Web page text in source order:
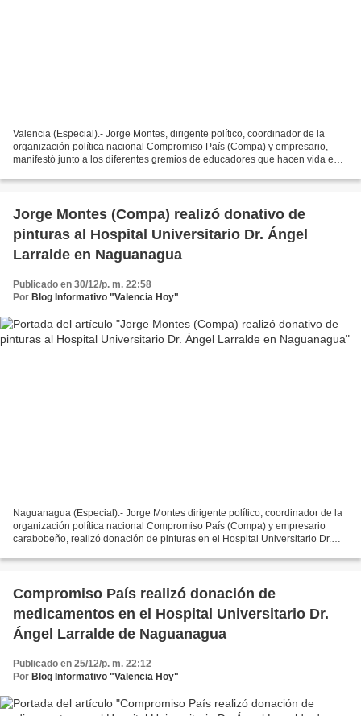
Valencia (Especial).- Jorge Montes, dirigente político, coordinador de la
organización política nacional Compromiso País (Compa) y empresario,
manifestó junto a los diferentes gremios de educadores que hacen vida en
Jorge Montes (Compa) realizó donativo de
pinturas al Hospital Universitario Dr. Ángel
Larralde en Naguanagua
Publicado en 30/12/p. m. 22:58
Por Blog Informativo "Valencia Hoy"
Naguanagua (Especial).- Jorge Montes dirigente político, coordinador de la
organización política nacional Compromiso País (Compa) y empresario
carabobeño, realizó donación de pinturas en el Hospital Universitario Dr.
Compromiso País realizó donación de
medicamentos en el Hospital Universitario Dr.
Ángel Larralde de Naguanagua
Publicado en 25/12/p. m. 22:12
Por Blog Informativo "Valencia Hoy"